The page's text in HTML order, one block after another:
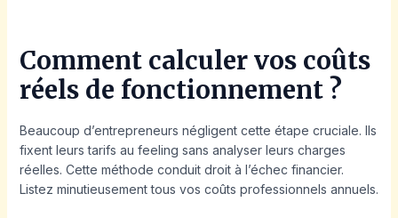
Comment calculer vos coûts
réels de fonctionnement ?
Beaucoup d’entrepreneurs négligent cette étape cruciale. Ils
fixent leurs tarifs au feeling sans analyser leurs charges
réelles. Cette méthode conduit droit à l’échec financier.
Listez minutieusement tous vos coûts professionnels annuels.